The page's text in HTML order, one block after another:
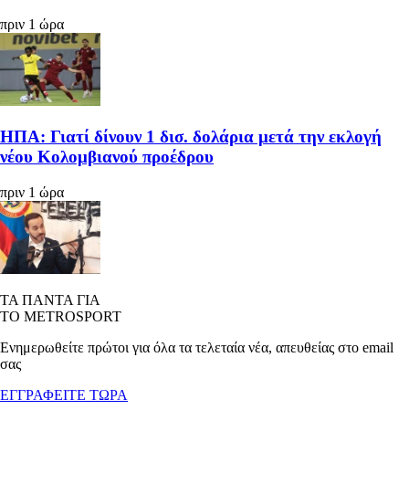
πριν 1 ώρα
ΗΠΑ: Γιατί δίνουν 1 δισ. δολάρια μετά την εκλογή
νέου Κολομβιανού προέδρου
πριν 1 ώρα
ΤΑ ΠΑΝΤΑ ΓΙΑ
ΤΟ METROSPORT
Ενημερωθείτε πρώτοι για όλα τα τελεταία νέα, απευθείας στο email
σας
ΕΓΓΡΑΦΕΙΤΕ ΤΩΡΑ